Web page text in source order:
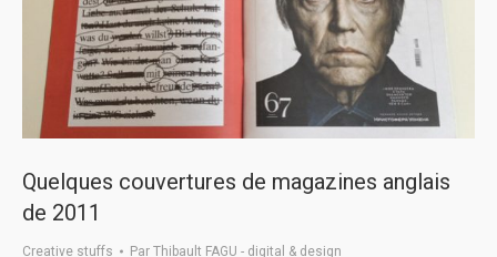
Quelques couvertures de magazines anglais
de 2011
Creative stuffs Par Thibault FAGU - digital & design